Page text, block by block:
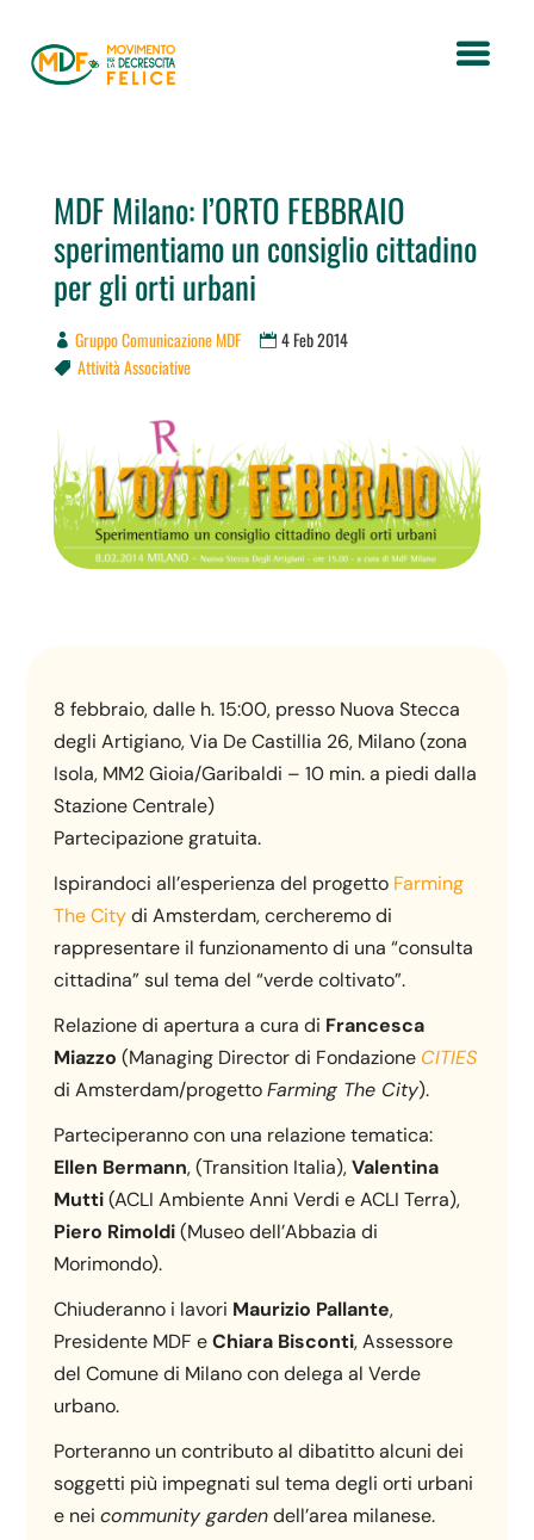
MDF Milano: l’ORTO FEBBRAIO
sperimentiamo un consiglio cittadino
per gli orti urbani
Gruppo Comunicazione MDF 4 Feb 2014
 Attività Associative
8 febbraio, dalle h. 15:00, presso Nuova Stecca
degli Artigiano, Via De Castillia 26, Milano (zona
Isola, MM2 Gioia/Garibaldi – 10 min. a piedi dalla
Stazione Centrale)
Partecipazione gratuita.
Ispirandoci all’esperienza del progetto Farming
The Citydi Amsterdam, cercheremo di
rappresentare il funzionamento di una “consulta
cittadina” sul tema del “verde coltivato”.
Relazione di apertura a cura di Francesca
Miazzo (Managing Director di Fondazione CITIES
di Amsterdam/progettoFarming The City).
Parteciperanno con una relazione tematica:
Ellen Bermann, (Transition Italia),Valentina
Mutti(ACLI Ambiente Anni Verdi e ACLI Terra),
Piero Rimoldi(Museo dell’Abbazia di
Morimondo).
Chiuderanno i lavori Maurizio Pallante,
Presidente MDF eChiara Bisconti, Assessore
del Comune di Milano con delega al Verde
urbano.
Porteranno un contributo al dibatitto alcuni dei
soggetti più impegnati sul tema degli orti urbani
e neicommunity gardendell’area milanese.